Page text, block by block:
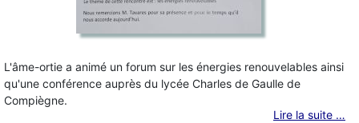
L'âme-ortie a animé un forum sur les énergies renouvelables ainsi
qu'une conférence auprès du lycée Charles de Gaulle de
Compiègne.
Lire la suite …